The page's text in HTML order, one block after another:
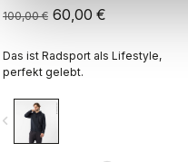
100,00 € 60,00 €
Das ist Radsport als Lifestyle,
perfekt gelebt.